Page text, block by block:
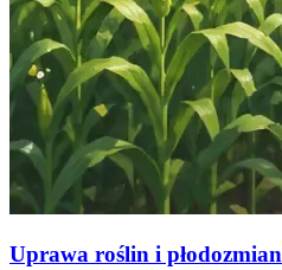
Uprawa roślin i płodozmian